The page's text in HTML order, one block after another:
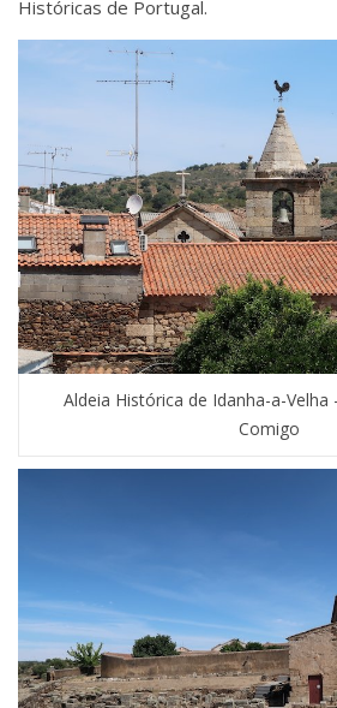
Históricas de Portugal.
Aldeia Histórica de Idanha-a-
Comigo